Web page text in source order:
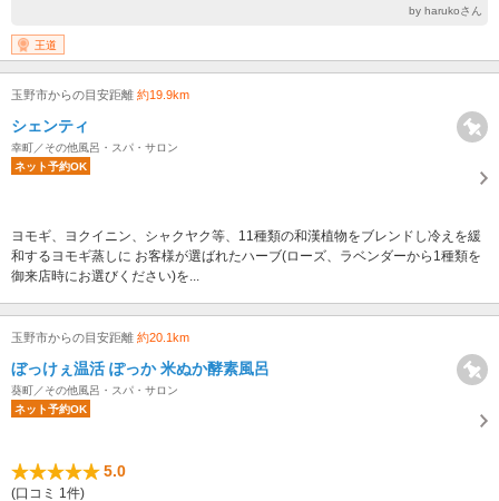
by harukoさん
王道
玉野市からの目安距離 約19.9km
シェンティ
幸町／その他風呂・スパ・サロン
ネット予約OK
ヨモギ、ヨクイニン、シャクヤク等、11種類の和漢植物をブレンドし冷えを緩
和するヨモギ蒸しに お客様が選ばれたハーブ(ローズ、ラベンダーから1種類を
御来店時にお選びください)を...
玉野市からの目安距離 約20.1km
ぼっけぇ温活 ぽっか 米ぬか酵素風呂
葵町／その他風呂・スパ・サロン
ネット予約OK
5.0
(口コミ 1件)